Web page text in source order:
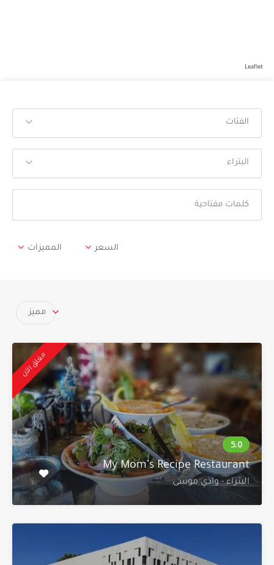
الفئات
البتراء
المميزات السعر
مميز
مغلق الآن
My Mom’s Recipe Restaurant
البتراء - وادي موسى
Leaflet